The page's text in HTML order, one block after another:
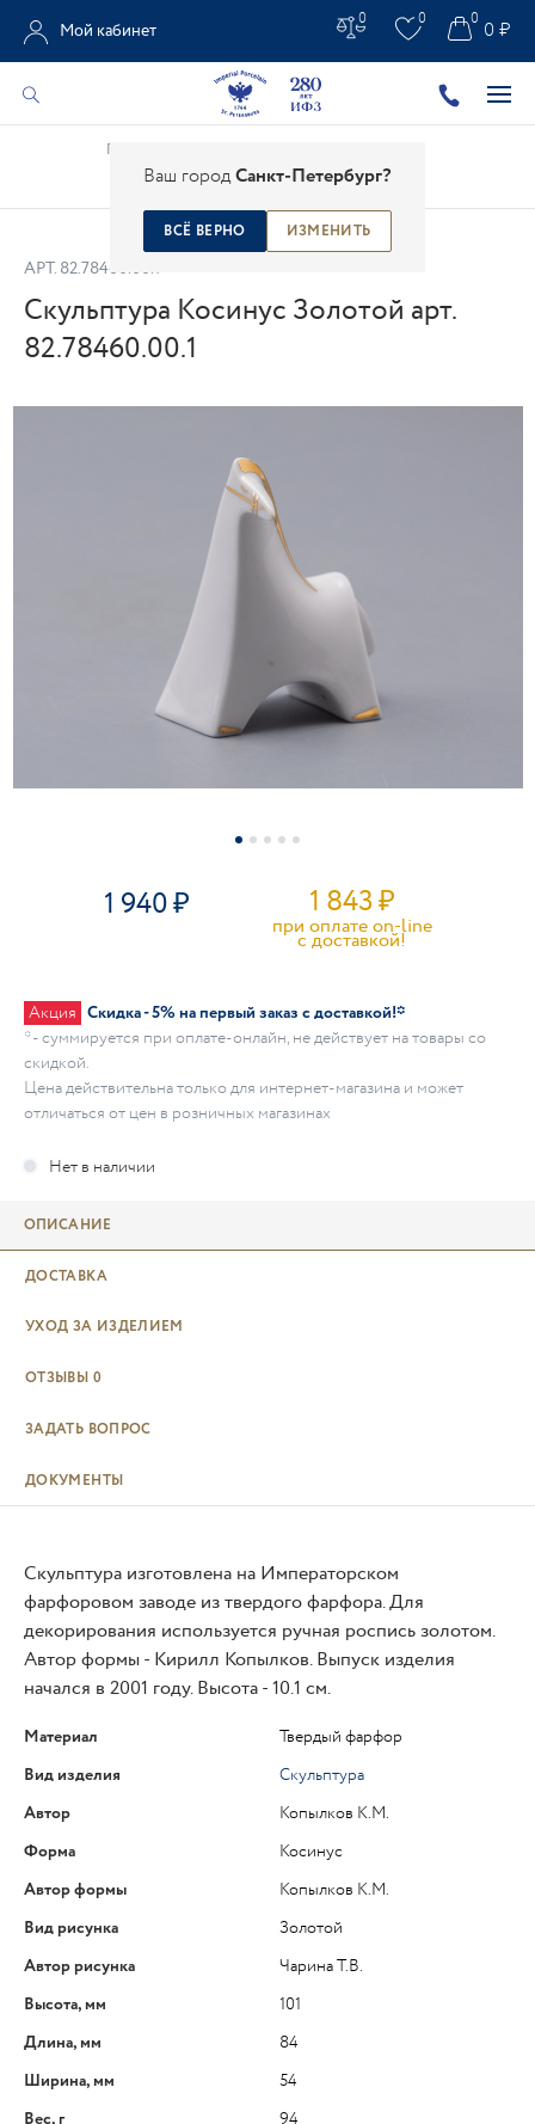
Ваш городСанкт-Петербург?
ВСЁ ВЕРНО ИЗМЕНИТЬ
Мой кабинет
0 0 0 ₽
0
Главная
Скульптура Косинус Золотой арт. 82.78460.00.1
АРТ. 82.78460.00.1
Скульптура Косинус Золотой арт.
82.78460.00.1
1 940 1 843₽
при оплате on-line
c доставкой!
Акция Скидка - 5% на первый заказ с доставкой!*
* - суммируется при оплате-онлайн, не действует на товары со
скидкой.
Цена действительна только для интернет-магазина и может
отличаться от цен в розничных магазинах
ОПИСАНИЕ
ДОСТАВКА
УХОД ЗА ИЗДЕЛИЕМ
ОТЗЫВЫ 0
ЗАДАТЬ ВОПРОС
ДОКУМЕНТЫ
Скульптура изготовлена на Императорском
фарфоровом заводе из твердого фарфора. Для
декорирования используется ручная роспись золотом.
Автор формы - Кирилл Копылков. Выпуск изделия
начался в 2001 году. Высота - 10.1 см.
Материал
Твердый фарфор
Вид изделия
Скульптура
Автор
Копылков К.М.
Форма
Косинус
Автор формы
Копылков К.М.
Вид рисунка
Золотой
Автор рисунка
Чарина Т.В.
Высота, мм
101
Длина, мм
84
Ширина, мм
54